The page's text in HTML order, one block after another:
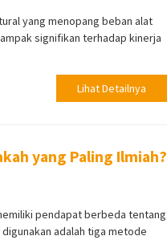
yang menopang beban alat
signifikan terhadap kinerja
Lihat Detailnya
yang Paling Ilmiah?
pendapat berbeda tentang
adalah tiga metode